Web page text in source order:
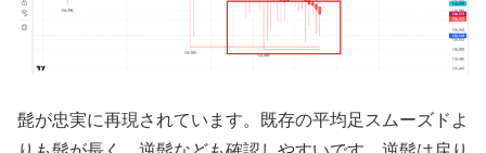
髭が忠実に再現されています。既存の平均足スムーズドよ